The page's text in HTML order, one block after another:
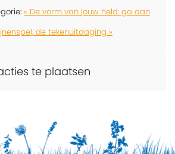
« De vorm van jouw held: ga aan
de tekenuitdaging »
te plaatsen